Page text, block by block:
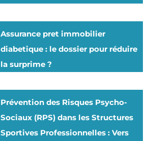
Assurance pret immobilier
diabetique : le dossier pour réduire
la surprime ?
Prévention des Risques Psycho-
Sociaux (RPS) dans les Structures
Sportives Professionnelles : Vers